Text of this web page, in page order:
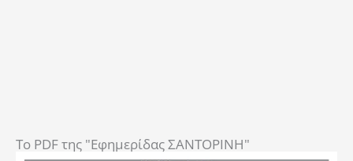
To PDF της "Εφημερίδας ΣΑΝΤΟΡΙΝΗ"